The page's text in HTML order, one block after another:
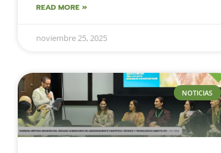
READ MORE »
noviembre 25, 2025
NOTICIAS